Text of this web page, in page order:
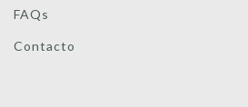
FAQs
Contacto